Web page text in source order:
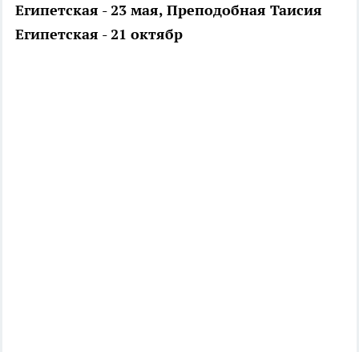
Египетская - 23 мая, Преподобная Таисия
Египетская - 21 октябр